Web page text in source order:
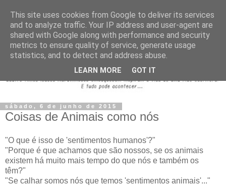
sábado, 6 de junho de 2015
Coisas de Animais como nós
"O que é isso de 'sentimentos humanos'?"
"Porque é que achamos que são nossos, se os animais
existem há muito mais tempo do que nós e também os
têm?"
"Se calhar somos nós que temos 'sentimentos animais'..."
This site uses cookies from Google to deliver its services
and to analyze traffic. Your IP address and user-agent are
shared with Google along with performance and security
metrics to ensure quality of service, generate usage
statistics, and to detect and address abuse.
LEARN MORE GOT IT